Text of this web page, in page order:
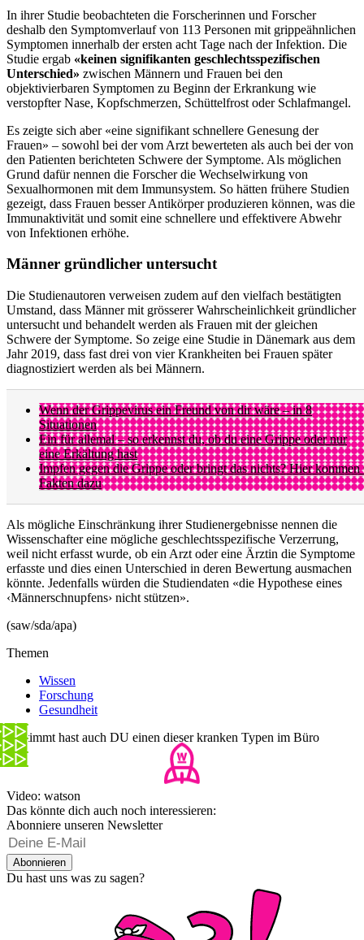
In ihrer Studie beobachteten die Forscherinnen und Forscher
deshalb den Symptomverlauf von 113 Personen mit grippeähnlichen
Symptomen innerhalb der ersten acht Tage nach der Infektion. Die
Studie ergab «keinen signifikanten geschlechtsspezifischen
Unterschied» zwischen Männern und Frauen bei den
objektivierbaren Symptomen zu Beginn der Erkrankung wie
verstopfter Nase, Kopfschmerzen, Schüttelfrost oder Schlafmangel.
Es zeigte sich aber «eine signifikant schnellere Genesung der
Frauen» – sowohl bei der vom Arzt bewerteten als auch bei der von
den Patienten berichteten Schwere der Symptome. Als möglichen
Grund dafür nennen die Forscher die Wechselwirkung von
Sexualhormonen mit dem Immunsystem. So hätten frühere Studien
gezeigt, dass Frauen besser Antikörper produzieren können, was die
Immunaktivität und somit eine schnellere und effektivere Abwehr
von Infektionen erhöhe.
Männer gründlicher untersucht
Die Studienautoren verweisen zudem auf den vielfach bestätigten
Umstand, dass Männer mit grösserer Wahrscheinlichkeit gründlicher
untersucht und behandelt werden als Frauen mit der gleichen
Schwere der Symptome. So zeige eine Studie in Dänemark aus dem
Jahr 2019, dass fast drei von vier Krankheiten bei Frauen später
diagnostiziert werden als bei Männern.
Wenn der Grippevirus ein Freund von dir wäre – in 8
Situationen
Ein für allemal – so erkennst du, ob du eine Grippe oder nur
eine Erkältung hast
Impfen gegen die Grippe oder bringt das nichts? Hier kommen
Fakten dazu
Als mögliche Einschränkung ihrer Studienergebnisse nennen die
Wissenschafter eine mögliche geschlechtsspezifische Verzerrung,
weil nicht erfasst wurde, ob ein Arzt oder eine Ärztin die Symptome
erfasste und dies einen Unterschied in deren Bewertung ausmachen
könnte. Jedenfalls würden die Studiendaten «die Hypothese eines
‹Männerschnupfens› nicht stützen».
(saw/sda/apa)
Themen
Wissen
Forschung
Gesundheit
Bestimmt hast auch DU einen dieser kranken Typen im Büro
Video: watson
Das könnte dich auch noch interessieren:
Abonniere unseren Newsletter
Abonnieren
Du hast uns was zu sagen?